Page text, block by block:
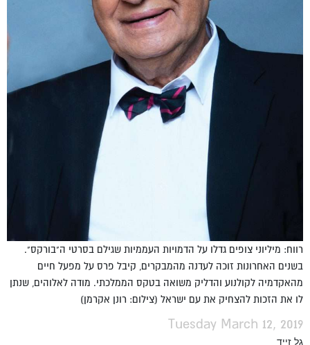
רווח: מיליוני צופים גדלו על הדמויות העממיות שגילם בסרטי ה"בורקס".
בשנים האחרונות זוכה לעדנה מהמבקרים, קיבל פרס על מפעל חיים
מהאקדמיה לקולנוע והדליק משואה בטקס הממלכתי. מודה לאלוהים, שנתן
לו את הזכות להצחיק את עם ישראל (צילום: רונן אקרמן)
Tuesday March 12, 2019
גל זייד